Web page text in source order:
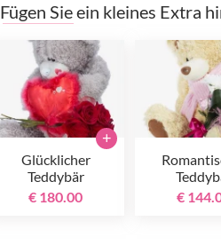
Fügen Sie ein kleines Extra
Glücklicher
Teddybär
€ 180.00
+
€